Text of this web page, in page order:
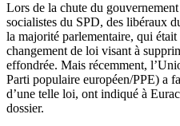
Lors de la chute du
socialistes du SPD, des libéraux
la majorité parlementaire, qui était
changement de loi visant à
effondrée. Mais récemment,
Parti populaire européen/PPE) a
d’une telle loi, ont indiqué à
dossier.